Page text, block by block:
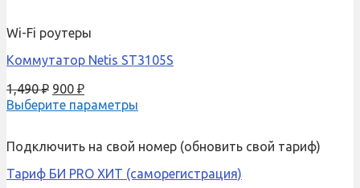
Wi-Fi роутеры
Коммутатор Netis ST3105S
1,490₽ 900 ₽
Выберите параметры
Подключить на свой номер (обновить свой тариф)
Тариф БИ PRO ХИТ (саморегистрация)